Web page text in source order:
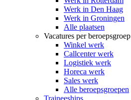
Werk in Den Haag
Werk in Groningen
Alle plaatsen
Vacatures per beroepsgroep
Winkel werk
Callcenter werk
Logistiek werk
Horeca werk
Sales werk
Alle beroepsgroepen
Traineeships